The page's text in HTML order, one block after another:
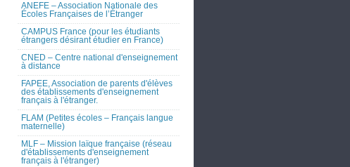
ANEFE – Association Nationale des
Écoles Françaises de l’Étranger
CAMPUS France (pour les étudiants
étrangers désirant étudier en France)
CNED – Centre national d'enseignement
à distance
FAPEE, Association de parents d'élèves
des établissements d'enseignement
français à l'étranger.
FLAM (Petites écoles – Français langue
maternelle)
MLF – Mission laïque française (réseau
d'établissements d'enseignement
français à l'étranger)